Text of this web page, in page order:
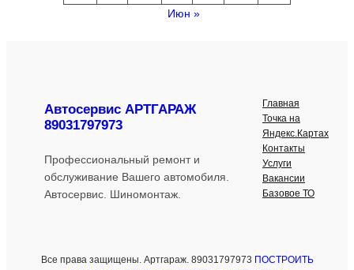
Июн »
Автосервис АРТГАРАЖ
89031797973
Профессиональный ремонт и
обслуживание Вашего автомобиля.
Автосервис. Шиномонтаж.
Главная
Точка на
Яндекс.Картах
Контакты
Услуги
Вакансии
Базовое ТО
Все права защищены. Артгараж. 89031797973 ПОСТРОИТЬ